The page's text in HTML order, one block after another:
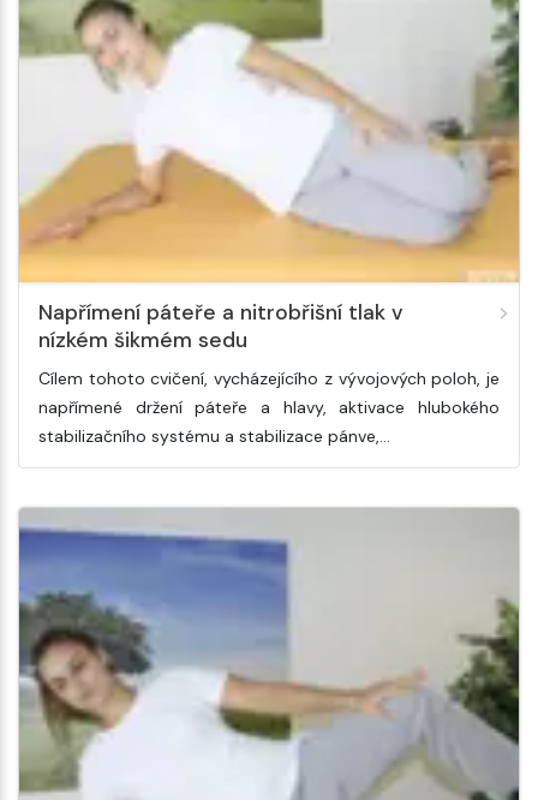
Napřímení páteře a nitrobřišní tlak v
nízkém šikmém sedu
Cílem tohoto cvičení, vycházejícího z vývojových poloh, je
napřímené držení páteře a hlavy, aktivace hlubokého
stabilizačního systému a stabilizace pánve,…